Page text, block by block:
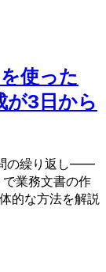
使った
が3日から
の繰り返し——
業務文書の作
的な方法を解説